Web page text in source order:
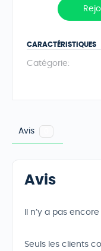
CARACTÉRISTIQUES
Catégorie:
Avis
Avis
Il n’y a pas encore
Seuls les clients